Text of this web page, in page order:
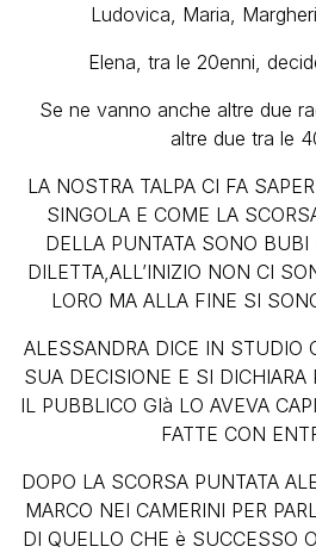
Ludovica, Maria,
Elena, tra le 20enni,
Se ne vanno anche altre due
altre due tra le
LA NOSTRA TALPA CI FA
SINGOLA E COME LA
DELLA PUNTATA SONO BUBI
DILETTA,ALL’INIZIO NON CI
LORO MA ALLA FINE SI
ALESSANDRA DICE IN STUDIO
SUA DECISIONE E SI DICHIARA
IL PUBBLICO GIà LO AVEVA
FATTE CON
DOPO LA SCORSA PUNTATA
MARCO NEI CAMERINI PER
DI QUELLO CHE è SUCCESSO